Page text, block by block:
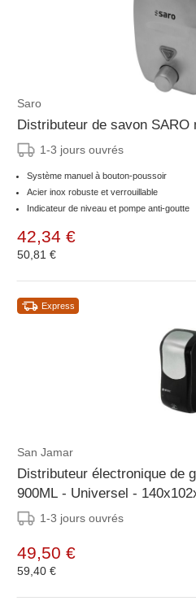
Saro
Distributeur de savon SARO
1-3 jours ouvrés
Système manuel à bouton-poussoir
Acier inox robuste et verrouillable
Indicateur de niveau et pompe anti-goutte
42,34 €
50,81 €
Express
San Jamar
Distributeur électronique de
900ML - Universel -
1-3 jours ouvrés
49,50 €
59,40 €